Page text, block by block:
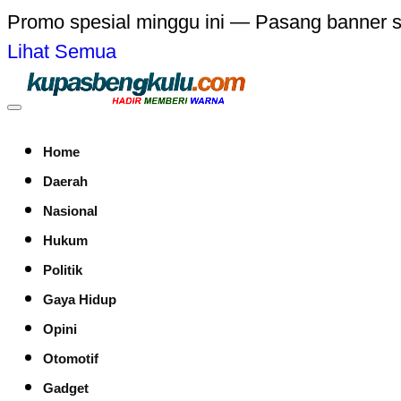
Promo spesial minggu ini — Pasang banner
Lihat Semua
Home
Daerah
Nasional
Hukum
Politik
Gaya Hidup
Opini
Otomotif
Gadget